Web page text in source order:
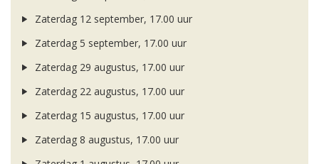
Zaterdag 12 september, 17.00 uur
Zaterdag 5 september, 17.00 uur
Zaterdag 29 augustus, 17.00 uur
Zaterdag 22 augustus, 17.00 uur
Zaterdag 15 augustus, 17.00 uur
Zaterdag 8 augustus, 17.00 uur